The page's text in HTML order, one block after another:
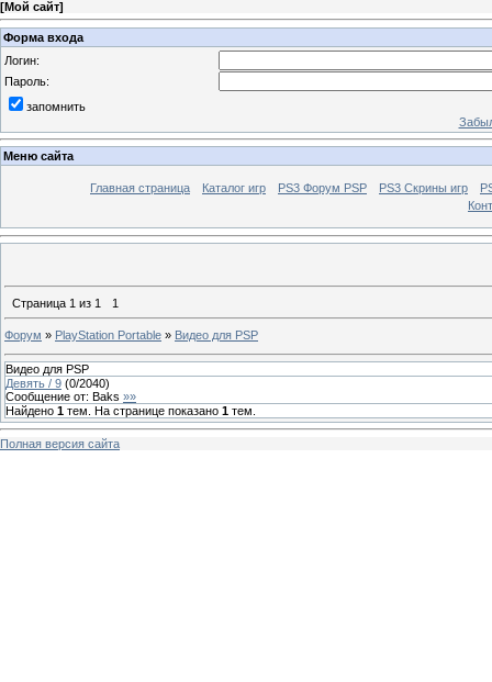
[Мой сайт]
Форма входа
Логин:
Пароль:
запомнить
Меню сайта
Главная страница Каталог игр PS3 Форум PSP PS3 Cкрины игр
Страница 1 из 1 1
Форум » PlayStation Portable » Видео для PSP
Видео для PSP
Девять / 9 (0/2040)
Сообщение от: Baks »»
Найдено 1 тем. На странице показано 1 тем.
Полная версия сайта